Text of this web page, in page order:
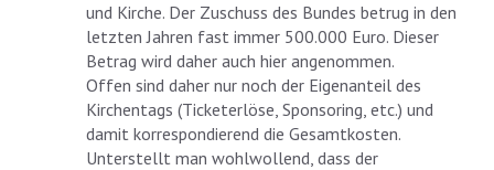
und Kirche. Der Zuschuss des Bundes betrug in den
letzten Jahren fast immer 500.000 Euro. Dieser
Betrag wird daher auch hier angenommen.
Offen sind daher nur noch der Eigenanteil des
Kirchentags (Ticketerlöse, Sponsoring, etc.) und
damit korrespondierend die Gesamtkosten.
Unterstellt man wohlwollend, dass der